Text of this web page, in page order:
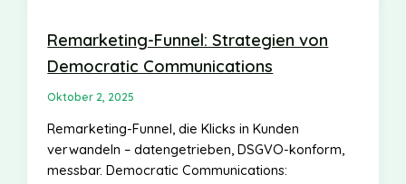
Remarketing-Funnel: Strategien von
Democratic Communications
Oktober 2, 2025
Remarketing-Funnel, die Klicks in Kunden
verwandeln – datengetrieben, DSGVO-konform,
messbar. Democratic Communications: